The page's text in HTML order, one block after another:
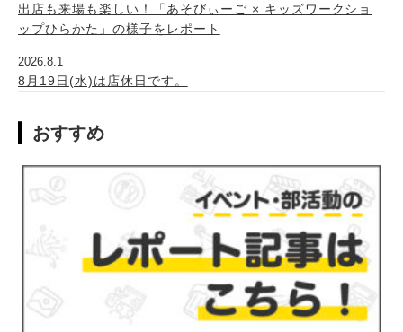
出店も来場も楽しい！「あそびぃーご × キッズワークショ
ップひらかた」の様子をレポート
2026.8.1
8月19日(水)は店休日です。
おすすめ